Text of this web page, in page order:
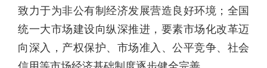
致力于为非公有制经济发展营造良好环境；全国
统一大市场建设向纵深推进，要素市场化改革迈
向深入，产权保护、市场准入、公平竞争、社会